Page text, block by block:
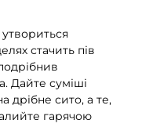
стачить пів
Дайте суміші
дрібне сито, а те,
гарячою